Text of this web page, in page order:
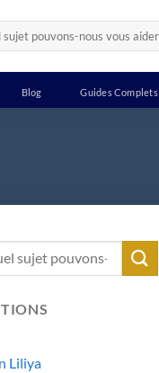
Blog Guides Complets
Liliya